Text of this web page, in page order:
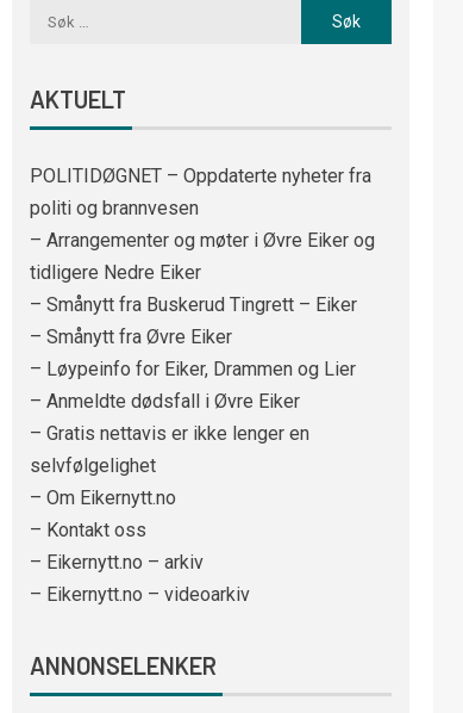
AKTUELT
POLITIDØGNET – Oppdaterte nyheter fra
politi og brannvesen
– Arrangementer og møter i Øvre Eiker og
tidligere Nedre Eiker
– Smånytt fra Buskerud Tingrett – Eiker
– Smånytt fra Øvre Eiker
– Løypeinfo for Eiker, Drammen og Lier
– Anmeldte dødsfall i Øvre Eiker
– Gratis nettavis er ikke lenger en
selvfølgelighet
– Om Eikernytt.no
– Kontakt oss
– Eikernytt.no – arkiv
– Eikernytt.no – videoarkiv
ANNONSELENKER